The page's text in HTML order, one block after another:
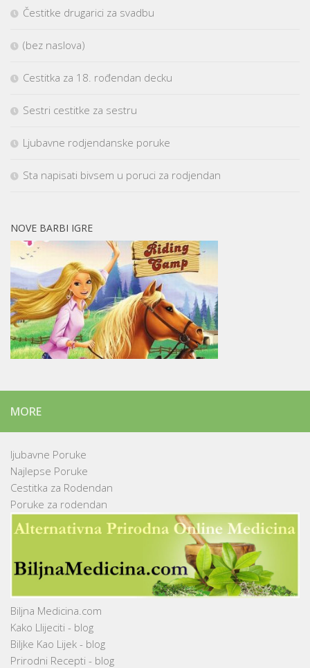
Čestitke drugarici za svadbu
(bez naslova)
Cestitka za 18. rođendan decku
Sestri cestitke za sestru
Ljubavne rodjendanske poruke
Sta napisati bivsem u poruci za rodjendan
NOVE BARBI IGRE
MORE
ljubavne Poruke
Najlepse Poruke
Cestitka za Rodendan
Poruke za rodendan
Biljna Medicina.com
Kako Llijeciti - blog
Biljke Kao Lijek - blog
Prirodni Recepti - blog